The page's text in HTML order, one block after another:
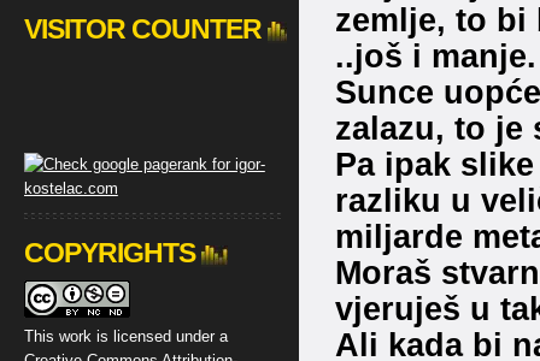
zemlje, to bi
..još i manje.
Sunce
zalazu, to je
Pa ipak
razliku u
miljarde
Moraš
vjeruješ u
Ali kada bi
VISITOR COUNTER
COPYRIGHTS
This work is licensed under a